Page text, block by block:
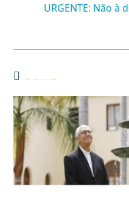
URGENTE: Não
Você também pode gostar